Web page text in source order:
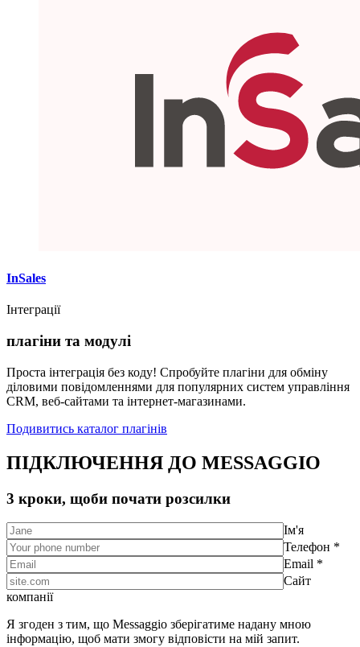
InSales
Інтеграції
плагіни та модулі
Проста інтеграція без коду! Спробуйте плагіни для обміну
діловими повідомленнями для популярних систем управління
CRM, веб-сайтами та інтернет-магазинами.
Подивитись каталог плагінів
ПІДКЛЮЧЕННЯ ДО MESSAGGIO
3 кроки, щоби почати розсилки
Ім'я
Телефон *
Email *
Сайт
компанії
Я згоден з тим, що Messaggio зберігатиме надану мною
інформацію, щоб мати змогу відповісти на мій запит.